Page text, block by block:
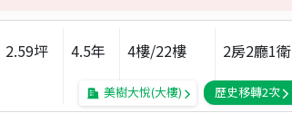
2.59坪 4.5年 4樓/22樓 2房2廳1衛
美樹大悅(大樓) 歷史移轉2次